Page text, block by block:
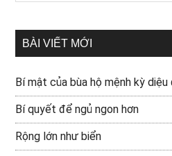
BÀI VIẾT MỚI
Bí mật của bùa hộ mệnh kỳ
Bí quyết để ngủ ngon hơn
Rộng lớn như biển